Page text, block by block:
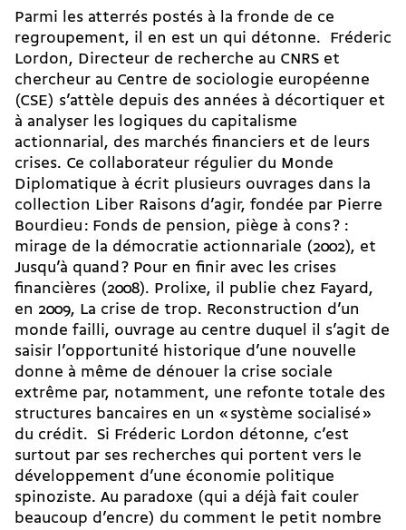
Parmi les atterrés postés à la fronde de ce
regroupement, il en est un qui détonne. Fréderic
Lordon, Directeur de recherche au CNRS et
chercheur au Centre de sociologie européenne
(CSE) s’attèle depuis des années à décortiquer et
à analyser les logiques du capitalisme
actionnarial, des marchés financiers et de leurs
crises. Ce collaborateur régulier du Monde
Diplomatique à écrit plusieurs ouvrages dans la
collection Liber Raisons d’agir, fondée par Pierre
Bourdieu : Fonds de pension, piège à cons ? :
mirage de la démocratie actionnariale (2002), et
Jusqu’à quand ? Pour en finir avec les crises
financières (2008). Prolixe, il publie chez Fayard,
en 2009, La crise de trop. Reconstruction d’un
monde failli, ouvrage au centre duquel il s’agit de
saisir l’opportunité historique d’une nouvelle
donne à même de dénouer la crise sociale
extrême par, notamment, une refonte totale des
structures bancaires en un « système socialisé »
du crédit. Si Fréderic Lordon détonne, c’est
surtout par ses recherches qui portent vers le
développement d’une économie politique
spinoziste. Au paradoxe (qui a déjà fait couler
beaucoup d’encre) du comment le petit nombre